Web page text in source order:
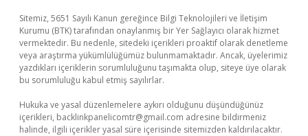
Sitemiz, 5651 Sayılı Kanun gereğince Bilgi Teknolojileri ve İletişim
Kurumu (BTK) tarafından onaylanmış bir Yer Sağlayıcı olarak hizmet
vermektedir. Bu nedenle, sitedeki içerikleri proaktif olarak denetleme
veya araştırma yükümlülüğümüz bulunmamaktadır. Ancak, üyelerimiz
yazdıkları içeriklerin sorumluluğunu taşımakta olup, siteye üye olarak
bu sorumluluğu kabul etmiş sayılırlar.
Hukuka ve yasal düzenlemelere aykırı olduğunu düşündüğünüz
içerikleri, backlinkpanelicomtr@gmail.com adresine bildirmeniz
halinde, ilgili içerikler yasal süre içerisinde sitemizden kaldırılacaktır.